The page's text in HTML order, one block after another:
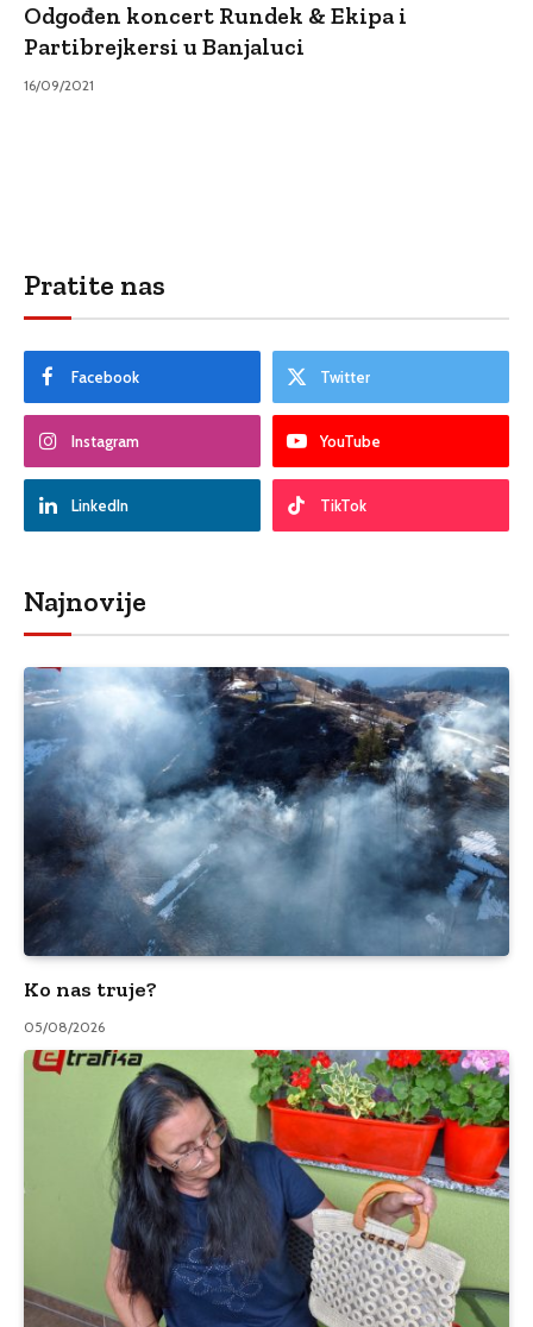
Odgođen koncert Rundek & Ekipa i
Partibrejkersi u Banjaluci
16/09/2021
Pratite nas
Facebook Twitter
Instagram YouTube
LinkedIn TikTok
Najnovije
Ko nas truje?
05/08/2026